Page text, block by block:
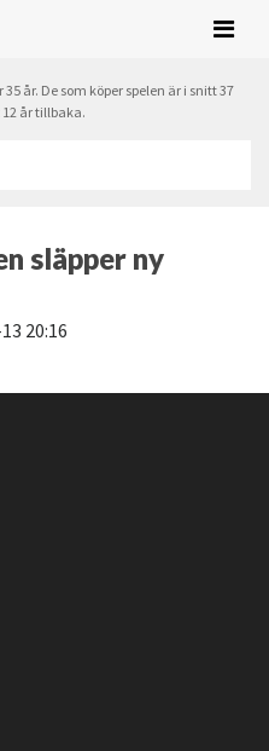
år. De som köper spelen är i snitt 37
år tillbaka.
släpper ny
20:16